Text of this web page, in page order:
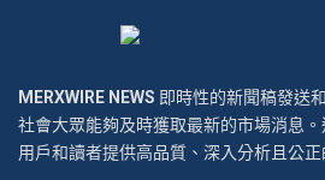
MERXWIRE NEWS 即時性的新聞稿發送
社會大眾能夠及時獲取最新的市場消息
用戶和讀者提供高品質、深入分析且公正